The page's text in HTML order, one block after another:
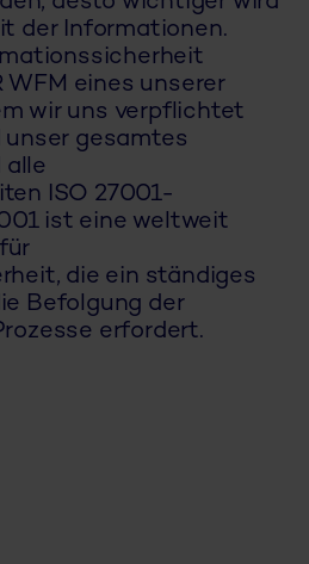
der Informationen.
WFM eines unserer
wir uns verpflichtet
gesamtes
alle
ISO 27001-
ist eine weltweit
die ein ständiges
Befolgung der
erfordert.